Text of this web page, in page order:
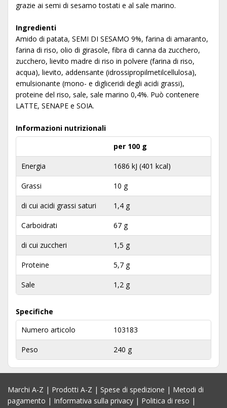
grazie ai semi di sesamo tostati e al sale marino.
Ingredienti
Amido di patata, SEMI DI SESAMO 9%, farina di amaranto,
farina di riso, olio di girasole, fibra di canna da zucchero,
zucchero, lievito madre di riso in polvere (farina di riso,
acqua), lievito, addensante (idrossipropilmetilcellulosa),
emulsionante (mono- e digliceridi degli acidi grassi),
proteine del riso, sale, sale marino 0,4%. Può contenere
LATTE, SENAPE e SOIA.
Informazioni nutrizionali
per 100 g
Energia 1686 kJ (401 kcal)
Grassi 10 g
di cui acidi grassi saturi 1,4 g
Carboidrati 67 g
di cui zuccheri 1,5 g
Proteine 5,7 g
Sale 1,2 g
Specifiche
Numero articolo
103183
Peso 240 g
Marchi A-Z | Prodotti A-Z | Spese di spedizione | Metodi di
pagamento | Informativa sulla privacy | Politica di reso |